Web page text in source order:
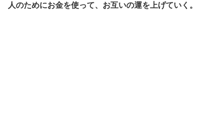
人のためにお金を使って、お互いの運を上げていく。